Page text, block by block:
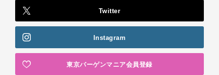
Twitter
Instagram
東京バーゲンマニア会員登録